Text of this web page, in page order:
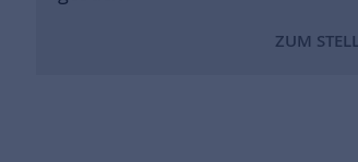
ZUM